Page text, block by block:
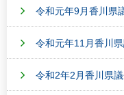
令和元年9月香川
令和元年11月香川
令和2年2月香川県